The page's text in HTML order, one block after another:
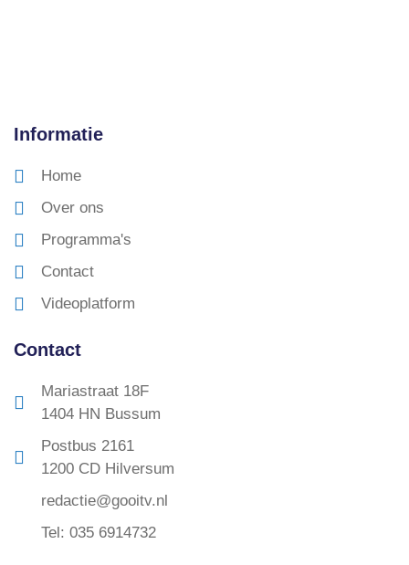
Informatie
Home
Over ons
Programma's
Contact
Videoplatform
Contact
Mariastraat 18F
1404 HN Bussum
Postbus 2161
1200 CD Hilversum
redactie@gooitv.nl
Tel: 035 6914732